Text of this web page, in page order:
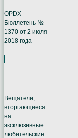
OPDX
Бюллетень №
1370 от 2 июля
2018 года
Вещатели,
вторгающиеся
на
эксклюзивные
любительские